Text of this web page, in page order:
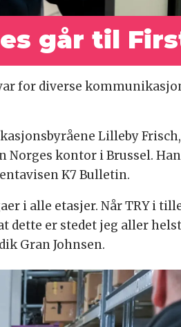
går til
for diverse
Lilleby Frisch,
kontor i Brussel.
K7 Bulletin.
i alle etasjer. Når TRY i
er stedet jeg aller
Gran Johnsen.